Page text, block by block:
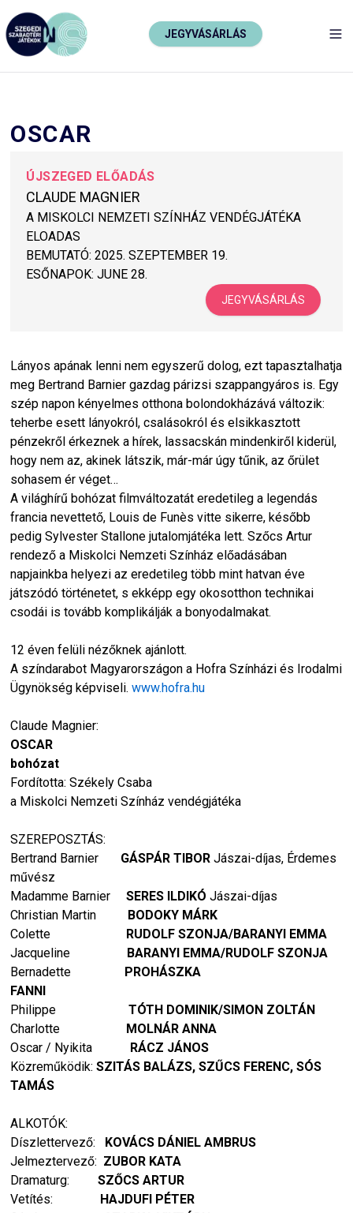
JEGYVÁSÁRLÁS
OSCAR
ÚJSZEGED ELŐADÁS
CLAUDE MAGNIER
A MISKOLCI NEMZETI SZÍNHÁZ VENDÉGJÁTÉKA
ELOADAS
BEMUTATÓ: 2025. SZEPTEMBER 19.
ESŐNAPOK: JUNE 28.
JEGYVÁSÁRLÁS
Lányos apának lenni nem egyszerű dolog, ezt tapasztalhatja
meg Bertrand Barnier gazdag párizsi szappangyáros is. Egy
szép napon kényelmes otthona bolondokházává változik:
teherbe esett lányokról, csalásokról és elsikkasztott
pénzekről érkeznek a hírek, lassacskán mindenkiről kiderül,
hogy nem az, akinek látszik, már-már úgy tűnik, az őrület
sohasem ér véget…
A világhírű bohózat filmváltozatát eredetileg a legendás
francia nevettető, Louis de Funès vitte sikerre, később
pedig Sylvester Stallone jutalomjátéka lett. Szőcs Artur
rendező a Miskolci Nemzeti Színház előadásában
napjainkba helyezi az eredetileg több mint hatvan éve
játszódó történetet, s ekképp egy okosotthon technikai
csodái is tovább komplikálják a bonyodalmakat.
12 éven felüli nézőknek ajánlott.
A színdarabot Magyarországon a Hofra Színházi és Irodalmi
Ügynökség képviseli.www.hofra.hu
Claude Magnier:
OSCAR
bohózat
Fordította: Székely Csaba
a Miskolci Nemzeti Színház vendégjátéka
SZEREPOSZTÁS:
Bertrand Barnier GÁSPÁR TIBORJászai-díjas, Érdemes
művész
Madamme Barnier
SERES ILDIKÓ Jászai-díjas
Christian Martin
BODOKY MÁRK
Colette
RUDOLF SZONJA/BARANYI EMMA
Jacqueline BARANYI EMMA/RUDOLF SZONJA
Bernadette PROHÁSZKA
FANNI
PhilippeTÓTH DOMINIK/SIMON ZOLTÁN
Charlotte
MOLNÁR ANNA
Oscar / Nyikita
RÁCZ JÁNOS
Közreműködik:SZITÁS BALÁZS, SZŰCS FERENC, SÓS
TAMÁS
ALKOTÓK:
Díszlettervező:
KOVÁCS DÁNIEL AMBRUS
Jelmeztervező: ZUBOR KATA
Dramaturg:
SZŐCS ARTUR
Vetítés: HAJDUFI PÉTER